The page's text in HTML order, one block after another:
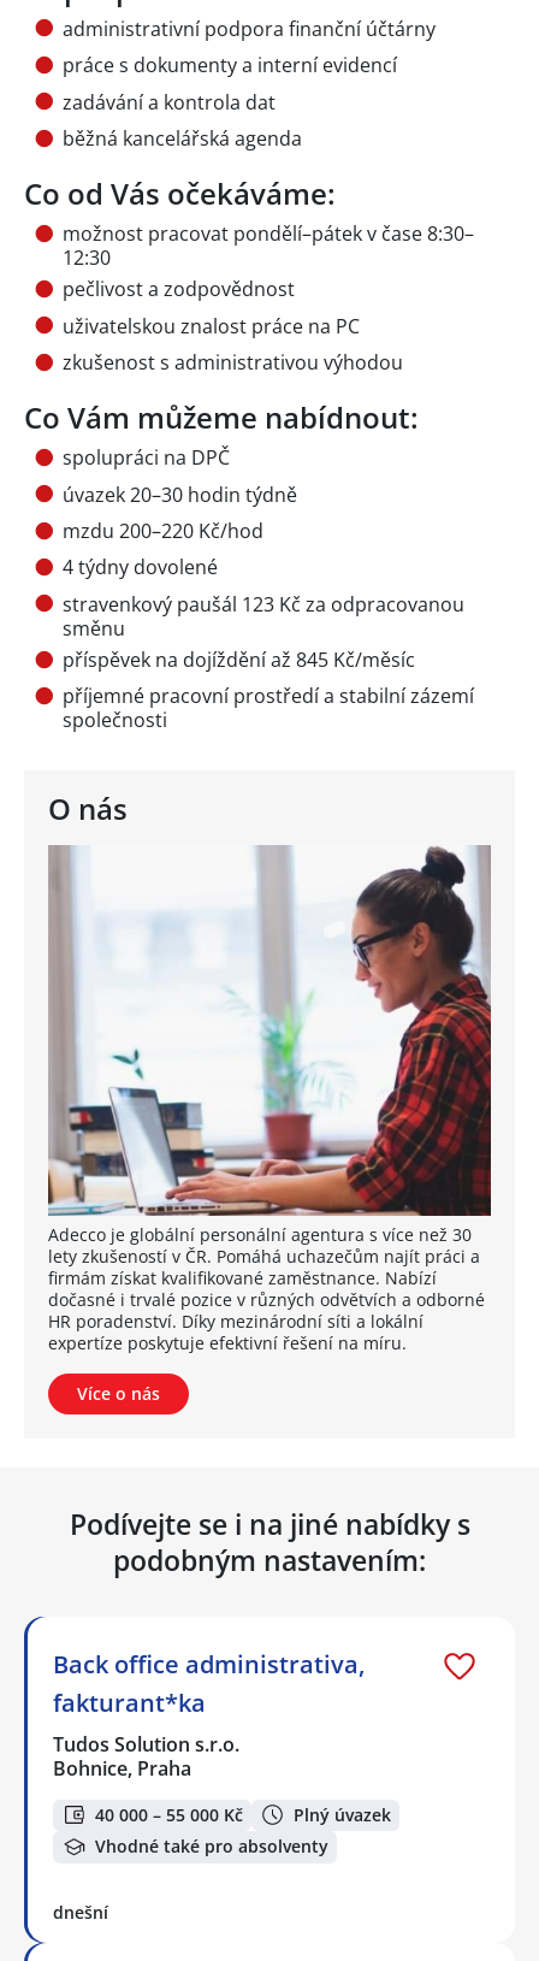
O nás
Adecco je globální personální agentura s více než 30
lety zkušeností v ČR. Pomáhá uchazečům najít práci a
firmám získat kvalifikované zaměstnance. Nabízí
dočasné i trvalé pozice v různých odvětvích a odborné
HR poradenství. Díky mezinárodní síti a lokální
expertíze poskytuje efektivní řešení na míru.
Více o nás
administrativní podpora finanční účtárny
práce s dokumenty a interní evidencí
zadávání a kontrola dat
běžná kancelářská agenda
Co od Vás očekáváme:
možnost pracovat pondělí–pátek v čase 8:30–
12:30
pečlivost a zodpovědnost
uživatelskou znalost práce na PC
zkušenost s administrativou výhodou
Co Vám můžeme nabídnout:
spolupráci na DPČ
úvazek 20–30 hodin týdně
mzdu 200–220 Kč/hod
4 týdny dovolené
stravenkový paušál 123 Kč za odpracovanou
směnu
příspěvek na dojíždění až 845 Kč/měsíc
příjemné pracovní prostředí a stabilní zázemí
společnosti
Podívejte se i na jiné nabídky s
podobným nastavením:
Back office administrativa,
fakturant*ka
Tudos Solution s.r.o.
Bohnice, Praha
40 000 – 55 000 Kč
Plný úvazek
Vhodné také pro absolventy
dnešní